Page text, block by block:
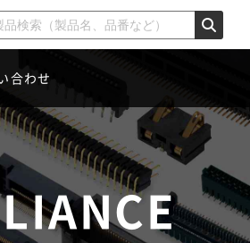
合わせ